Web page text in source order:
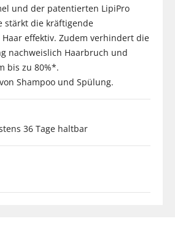
und der patentierten LipiPro
stärkt die kräftigende
Haar effektiv. Zudem verhindert die
nachweislich Haarbruch und
bis zu 80%*.
Shampoo und Spülung.
36 Tage haltbar